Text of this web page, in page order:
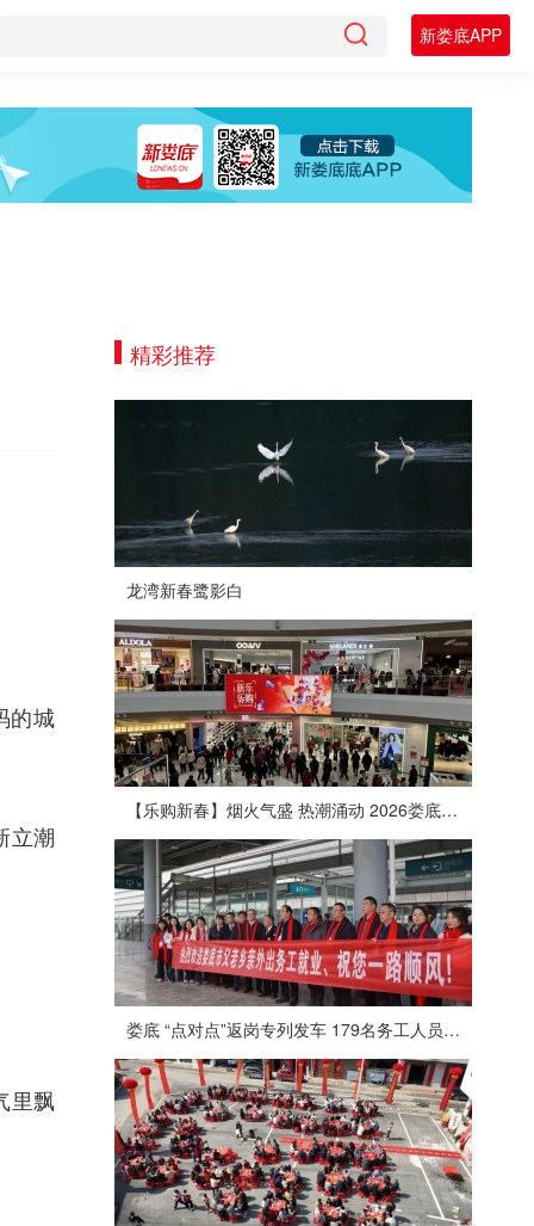
新娄底APP
的城
立潮
里飘
精彩推荐
龙湾新春鹭影白
【乐购新春】烟火气盛 热潮涌动 2026娄底春节消费市场喜迎“开门红”
娄底 “点对点”返岗专列发车 179名务工人员免费赴沪